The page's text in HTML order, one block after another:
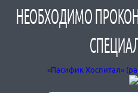
НЕОБХОДИМО
«Пасифик Хоспитал»